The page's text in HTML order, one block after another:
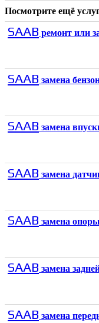
Посмотрите ещё
SAAB ремонт или
SAAB замена
SAAB замена
SAAB замена
SAAB замена
SAAB замена
SAAB замена